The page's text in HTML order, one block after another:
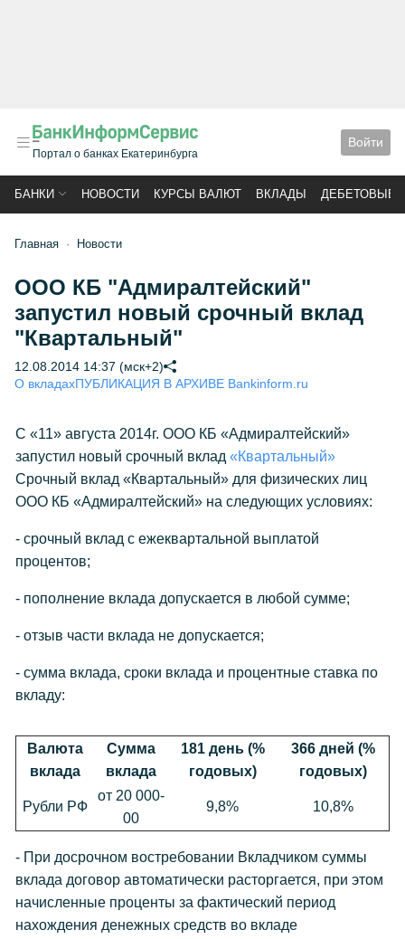
Портал о банках Екатеринбурга
Войти
БАНКИ НОВОСТИ КУРСЫ ВАЛЮТ ВКЛАДЫ ДЕБЕТОВЫЕ
Главная Новости
ООО КБ "Адмиралтейский"
запустил новый срочный вклад
"Квартальный"
12.08.2014 14:37 (мск+2)
О вкладахПУБЛИКАЦИЯ В АРХИВЕ Bankinform.ru
С «11» августа 2014г. ООО КБ «Адмиралтейский»
запустил новый срочный вклад «Квартальный»
Срочный вклад «Квартальный» для физических лиц
ООО КБ «Адмиралтейский» на следующих условиях:
- срочный вклад с ежеквартальной выплатой
процентов;
- пополнение вклада допускается в любой сумме;
- отзыв части вклада не допускается;
- сумма вклада, сроки вклада и процентные ставка по
вкладу:
Валюта
вклада
Сумма
вклада
181 день (%
годовых)
366 дней (%
годовых)
Рубли РФ
от 20 000-
00
9,8% 10,8%
- При досрочном востребовании Вкладчиком суммы
вклада договор автоматически расторгается, при этом
начисленные проценты за фактический период
нахождения денежных средств во вкладе